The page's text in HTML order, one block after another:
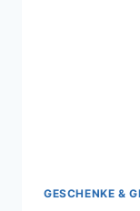
GESCHENKE &